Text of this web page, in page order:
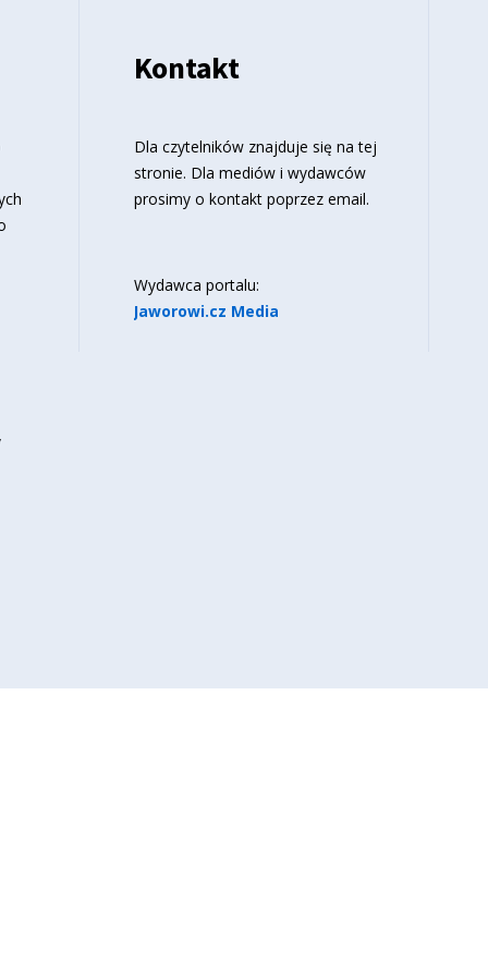
Kontakt
Dla czytelników znajduje się na tej
stronie. Dla mediów i wydawców
prosimy o kontakt poprzez email.
Wydawca portalu:
Jaworowi.cz Media